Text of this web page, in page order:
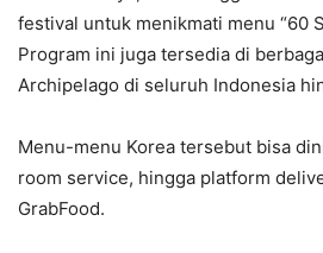
festival untuk menikmati menu “60
Program ini juga tersedia di
Archipelago di seluruh Indonesia
Menu-menu Korea tersebut bisa
room service, hingga platform
GrabFood.